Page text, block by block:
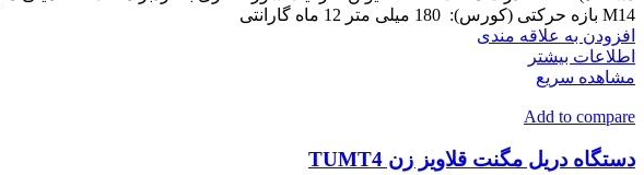
M14 بازه حرکتی (کورس): 180 میلی متر 12 ماه گارانتی
افزودن به علاقه مندی
اطلاعات بیشتر
مشاهده سریع
Add to compare
دستگاه دریل مگنت قلاویز زن TUMT4